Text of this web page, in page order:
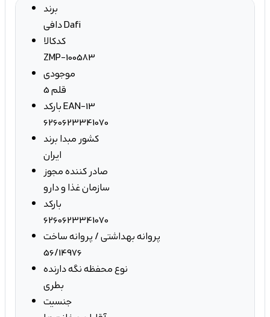
برند
دافی Dafi
کدکالا
ZMP-100583
موجودی
5 قلم
بارکد EAN-13
6260623341070
کشور مبدا برند
ایران
صادر کننده مجوز
سازمان غذا و دارو
بارکد
6260623341070
پروانه بهداشتی / پروانه ساخت
56/14976
نوع محفظه نگه دارنده
بطری
جنسیت